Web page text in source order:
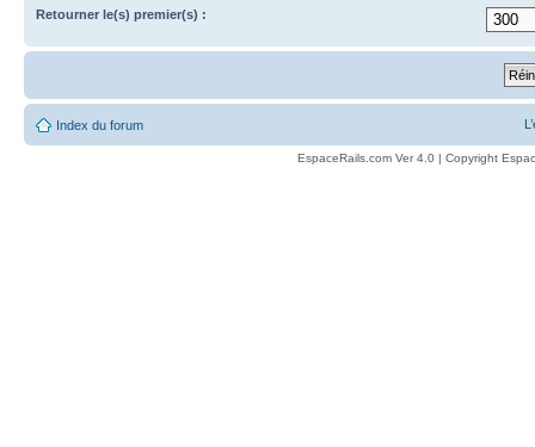
Retourner le(s) premier(s) :
Index du forum
EspaceRails.com Ver 4.0 | Copyright